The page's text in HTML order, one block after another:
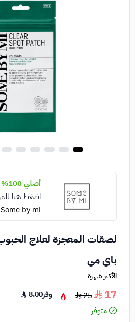
أصلي 100%
اضغط هنا
Some by mi
لصقات المعجزة لعلاج
باي مي
الأكثر شهرة
17
25 وفر8.00
متوفر